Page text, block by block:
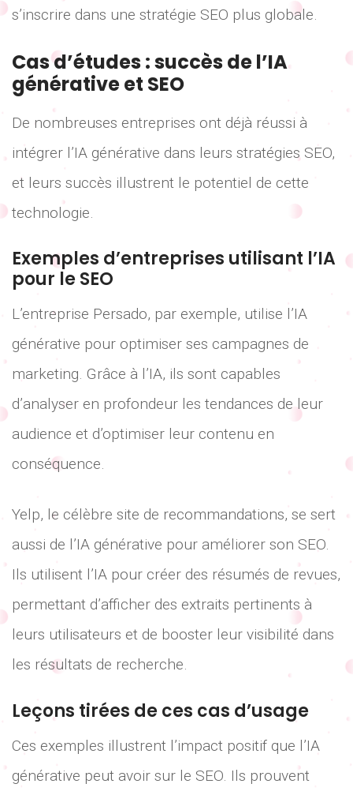
s’inscrire dans une stratégie SEO plus globale.
Cas d’études : succès de l’IA
générative et SEO
De nombreuses entreprises ont déjà réussi à
intégrer l’IA générative dans leurs stratégies SEO,
et leurs succès illustrent le potentiel de cette
technologie.
Exemples d’entreprises utilisant l’IA
pour le SEO
L’entreprise Persado, par exemple, utilise l’IA
générative pour optimiser ses campagnes de
marketing. Grâce à l’IA, ils sont capables
d’analyser en profondeur les tendances de leur
audience et d’optimiser leur contenu en
conséquence.
Yelp, le célèbre site de recommandations, se sert
aussi de l’IA générative pour améliorer son SEO.
Ils utilisent l’IA pour créer des résumés de revues,
permettant d’afficher des extraits pertinents à
leurs utilisateurs et de booster leur visibilité dans
les résultats de recherche.
Leçons tirées de ces cas d’usage
Ces exemples illustrent l’impact positif que l’IA
générative peut avoir sur le SEO. Ils prouvent